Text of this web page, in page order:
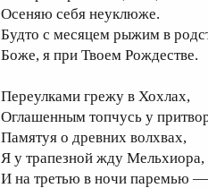
Осеняю себя неуклюже.
Будто с месяцем рыжим в
Боже, я при Твоем Рождестве.
Переулками грежу в Хохлах,
Оглашенным топчусь у
Памятуя о древних волхвах,
Я у трапезной жду Мельхиора,
И на третью в ночи паремью —